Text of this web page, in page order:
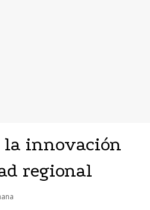
la innovación
regional